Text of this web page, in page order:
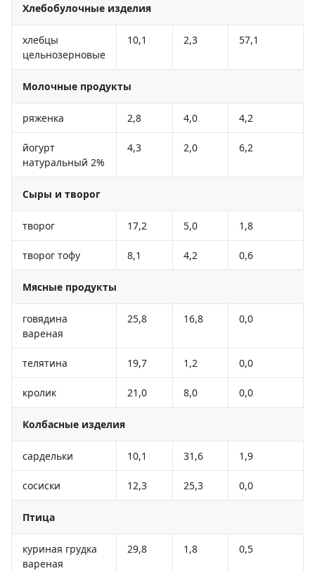
Хлебобулочные изделия
хлебцы
цельнозерновые
10,1 2,3 57,1
Молочные продукты
ряженка 2,8 4,0 4,2
йогурт
натуральный 2%
4,3 2,0 6,2
Сыры и творог
творог 17,2 5,0 1,8
творог тофу 8,1 4,2 0,6
Мясные продукты
говядина
вареная
25,8 16,8 0,0
телятина 19,7 1,2 0,0
кролик 21,0 8,0 0,0
Колбасные изделия
сардельки 10,1 31,6 1,9
сосиски 12,3 25,3 0,0
Птица
куриная грудка
вареная
29,8 1,8 0,5